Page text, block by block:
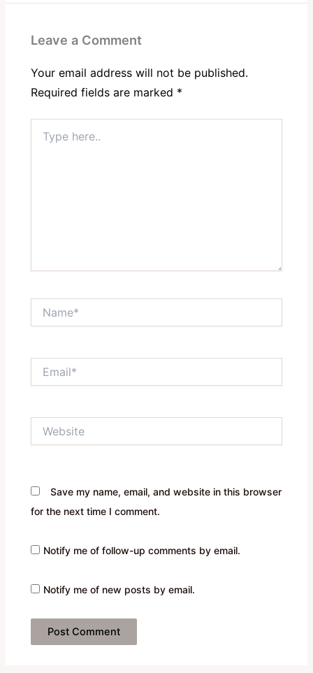
Leave a Comment
Your email address will not be published.
Required fields are marked *
here..
Save my name, email, and website in this browser
for the next time I comment.
Notify me of follow-up comments by email.
Notify me of new posts by email.